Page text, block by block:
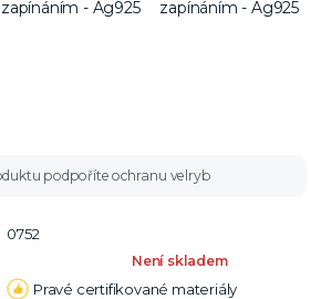
0752
Není skladem
Pravé certifikované materiály